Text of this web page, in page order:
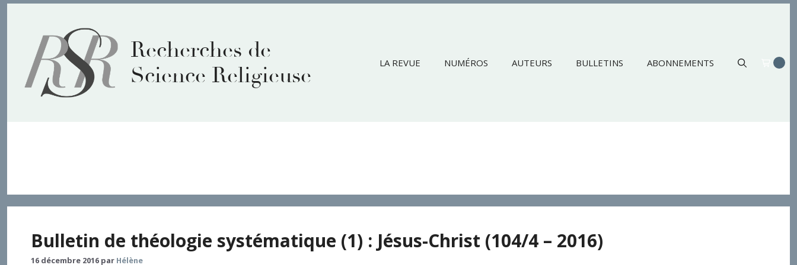
contenu
Recherches de
Science Religieuse
LA REVUE NUMÉROS AUTEURS BULLETINS ABONNEMENTS
Bulletin de théologie systématique (1) : Jésus-Christ (104/4 – 2016)
16 décembre 2016 par Hélène